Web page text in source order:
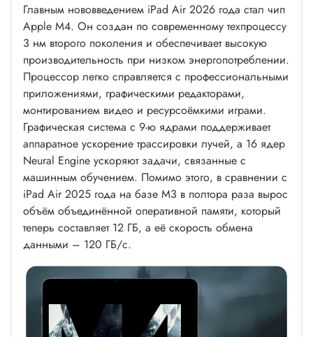
Главным нововведением iPad Air 2026 года стал чип
Apple M4. Он создан по современному техпроцессу
3 нм второго поколения и обеспечивает высокую
производительность при низком энергопотреблении.
Процессор легко справляется с профессиональными
приложениями, графическими редакторами,
монтированием видео и ресурсоёмкими играми.
Графическая система с 9-ю ядрами поддерживает
аппаратное ускорение трассировки лучей, а 16 ядер
Neural Engine ускоряют задачи, связанные с
машинным обучением. Помимо этого, в сравнении с
iPad Air 2025 года на базе M3 в полтора раза вырос
объём объединённой оперативной памяти, который
теперь составляет 12 ГБ, а её скорость обмена
данными – 120 ГБ/с.